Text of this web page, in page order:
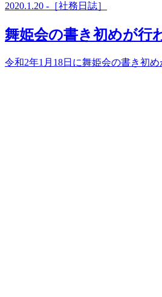
2020.1.20 -［社務日誌］
舞姫会の書き初めが行
令和2年1月18日に舞姫会の書き初